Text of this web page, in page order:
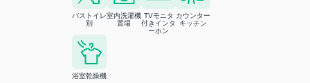
バストイレ
別
室内洗濯機
置場
TVモニタ
付きインタ
ーホン
カウンター
キッチン
浴室乾燥機